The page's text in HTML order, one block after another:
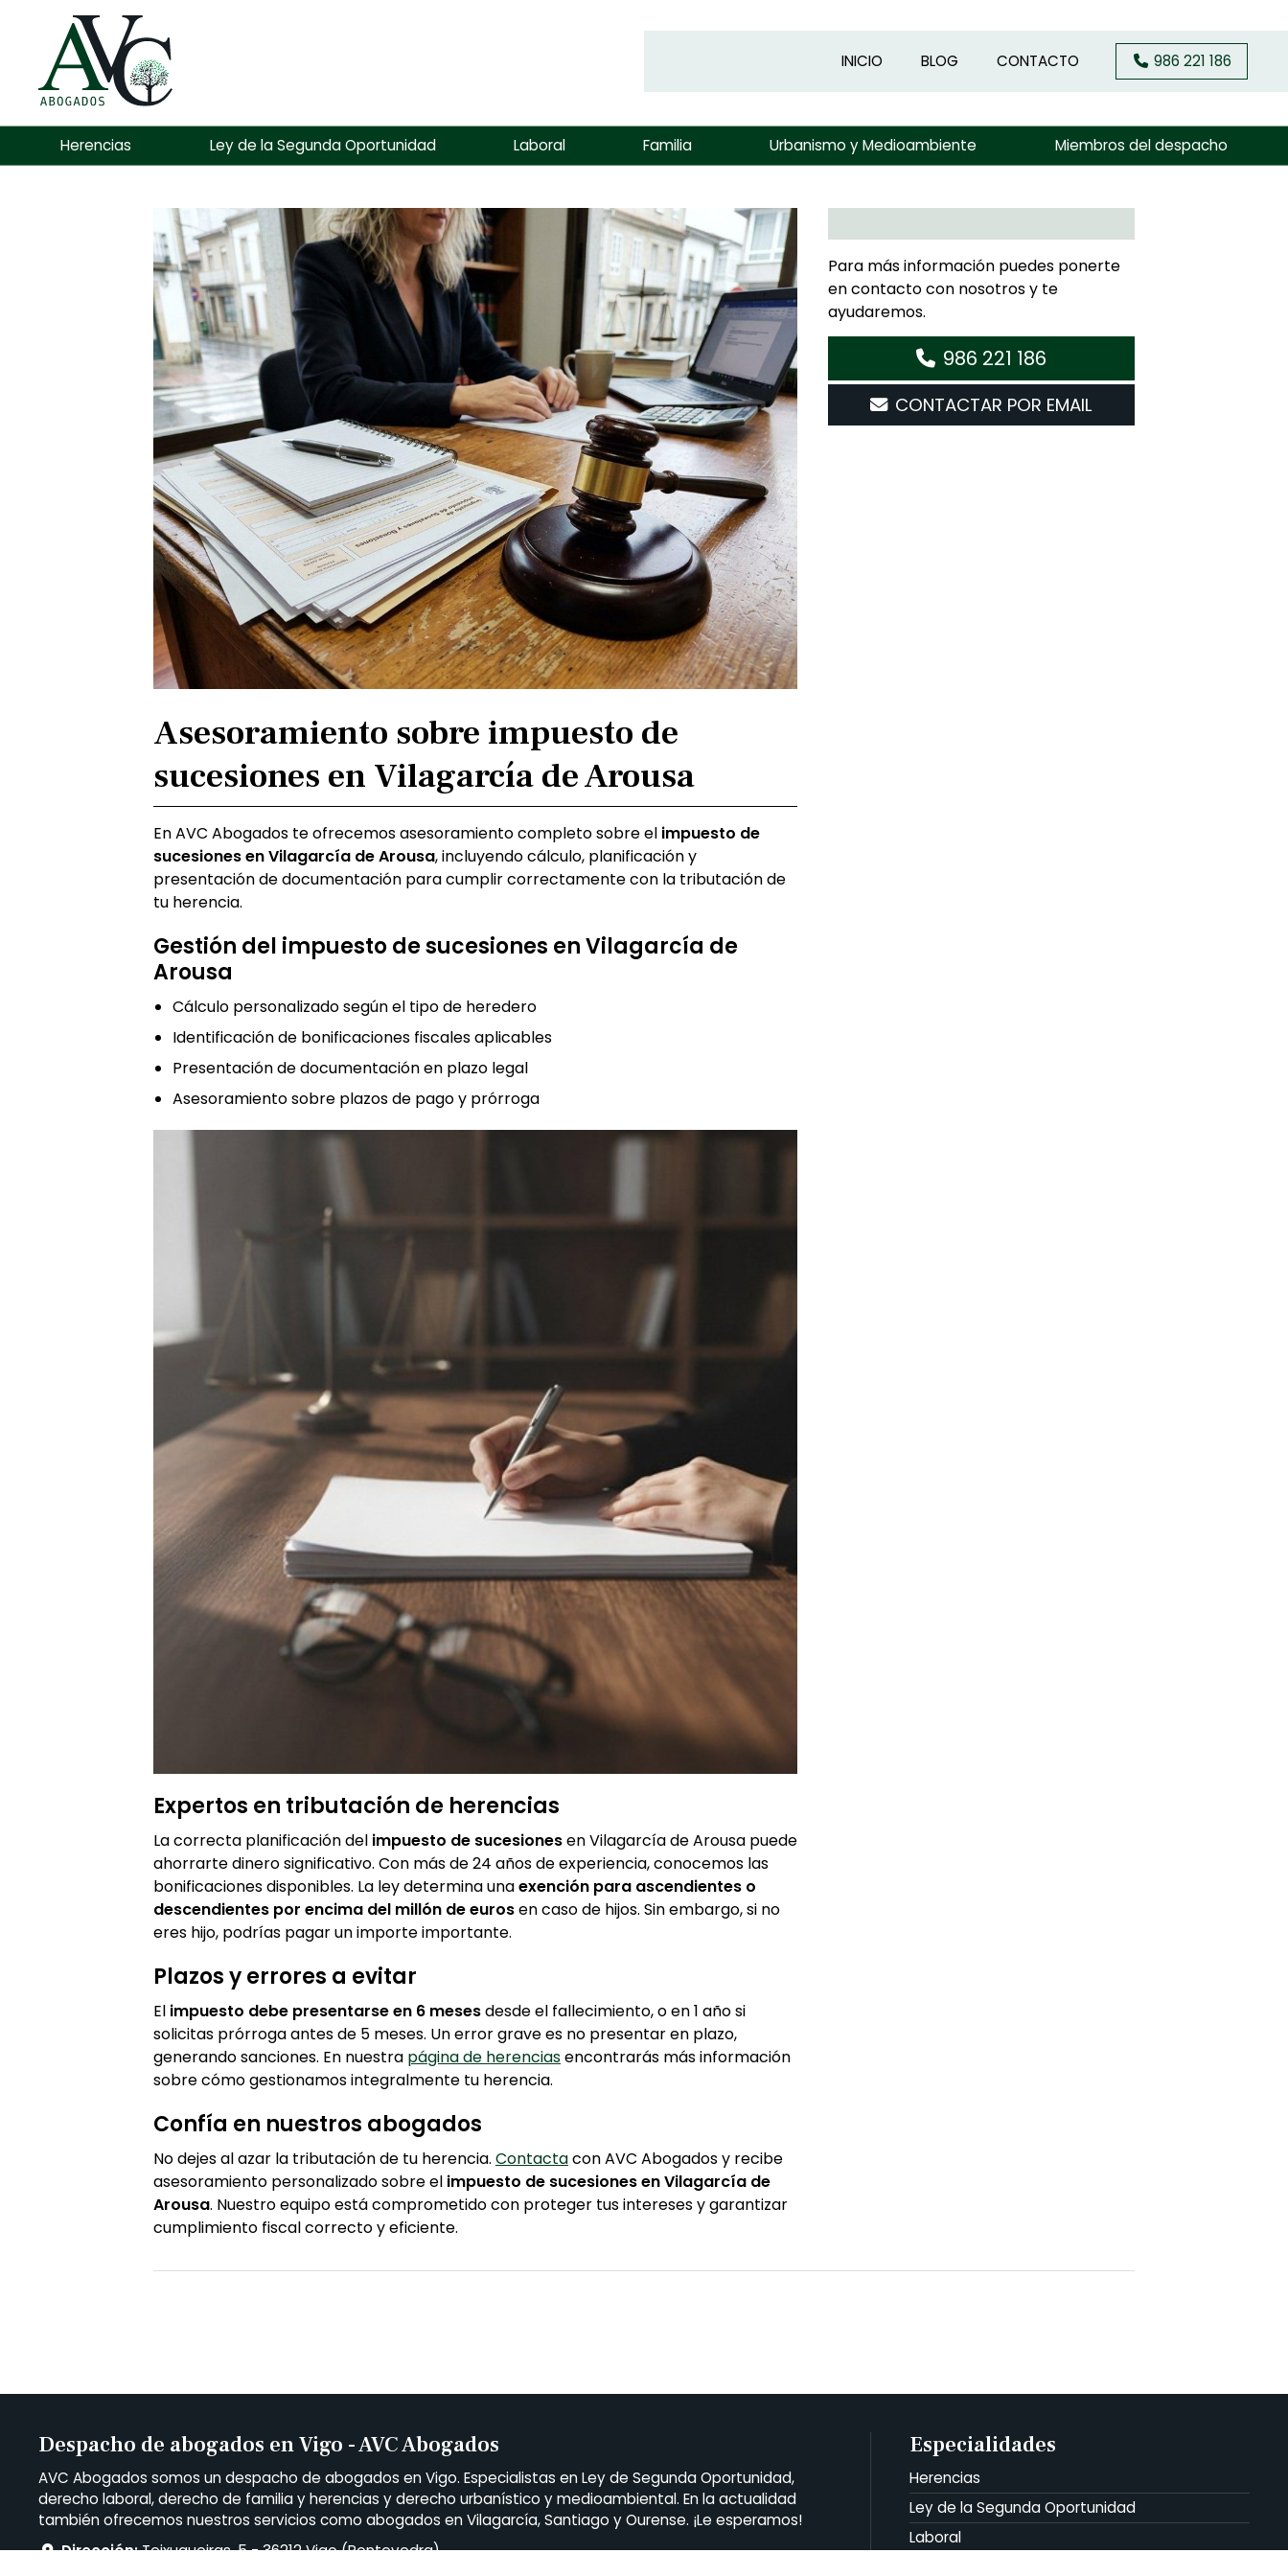
INICIO BLOG CONTACTO 986 221 186
Herencias Ley de la Segunda Oportunidad Laboral Familia Urbanismo y Medioambiente Miembros del despacho
Asesoramiento sobre impuesto de
sucesiones en Vilagarcía de Arousa
Para más información puedes ponerte
en contacto con nosotros y te
ayudaremos.
986 221 186
CONTACTAR POR EMAIL
En AVC Abogados te ofrecemos asesoramiento completo sobre el impuesto de
sucesiones en Vilagarcía de Arousa, incluyendo cálculo, planificación y
presentación de documentación para cumplir correctamente con la tributación de
tu herencia.
Gestión del impuesto de sucesiones en Vilagarcía de
Arousa
Cálculo personalizado según el tipo de heredero
Identificación de bonificaciones fiscales aplicables
Presentación de documentación en plazo legal
Asesoramiento sobre plazos de pago y prórroga
Expertos en tributación de herencias
La correcta planificación del impuesto de sucesionesen Vilagarcía de Arousa puede
ahorrarte dinero significativo. Con más de 24 años de experiencia, conocemos las
bonificaciones disponibles. La ley determina unaexención para ascendientes o
descendientes por encima del millón de eurosen caso de hijos. Sin embargo, si no
eres hijo, podrías pagar un importe importante.
Plazos y errores a evitar
El impuesto debe presentarse en 6 mesesdesde el fallecimiento, o en 1 año si
solicitas prórroga antes de 5 meses. Un error grave es no presentar en plazo,
generando sanciones. En nuestra página de herenciasencontrarás más información
sobre cómo gestionamos integralmente tu herencia.
Confía en nuestros abogados
No dejes al azar la tributación de tu herencia. Contactacon AVC Abogados y recibe
asesoramiento personalizado sobre el impuesto de sucesiones en Vilagarcía de
Arousa. Nuestro equipo está comprometido con proteger tus intereses y garantizar
cumplimiento fiscal correcto y eficiente.
Despacho de abogados en Vigo - AVC Abogados
AVC Abogados somos un despacho de abogados en Vigo. Especialistas en Ley de Segunda Oportunidad,
derecho laboral, derecho de familia y herencias y derecho urbanístico y medioambiental. En la actualidad
también ofrecemos nuestros servicios como abogados en Vilagarcía, Santiago y Ourense. ¡Le esperamos!
Dirección:Teixugueiras, 5 - 36212 Vigo (Pontevedra)
Especialidades
Herencias
Ley de la Segunda Oportunidad
Laboral